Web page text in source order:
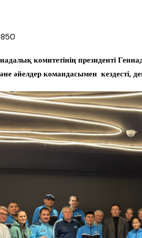
850
комитетінің президенті
әйелдер командасымен кездесті,